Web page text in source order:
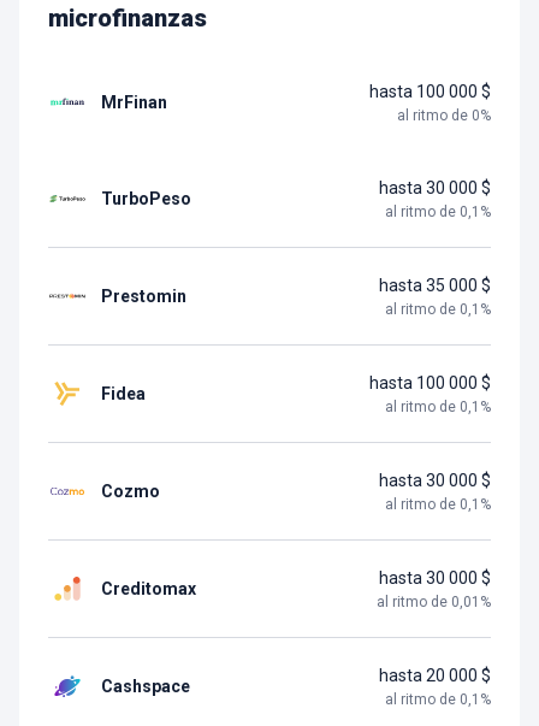
microfinanzas
MrFinan
hasta 100 000 $
al ritmo de 0%
TurboPeso
hasta 30 000 $
al ritmo de 0,1 %
Prestomin
hasta 35 000 $
al ritmo de 0,1 %
Fidea
hasta 100 000 $
al ritmo de 0,1 %
Cozmo
hasta 30 000 $
al ritmo de 0,1 %
Creditomax
hasta 30 000 $
al ritmo de 0,01 %
Cashspace
hasta 20 000 $
al ritmo de 0,1 %